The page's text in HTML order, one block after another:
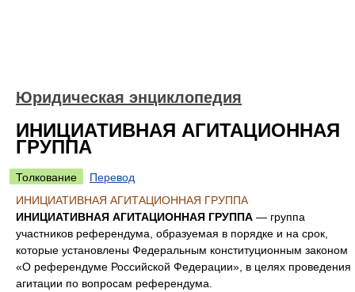
Юридическая энциклопедия
ИНИЦИАТИВНАЯ АГИТАЦИОННАЯ
ГРУППА
Толкование
Перевод
ИНИЦИАТИВНАЯ АГИТАЦИОННАЯ ГРУППА
ИНИЦИАТИВНАЯ АГИТАЦИОННАЯ ГРУППА — группа
участников референдума, образуемая в порядке и на срок,
которые установлены Федеральным конституционным законом
«О референдуме Российской Федерации», в целях проведения
агитации по вопросам референдума.